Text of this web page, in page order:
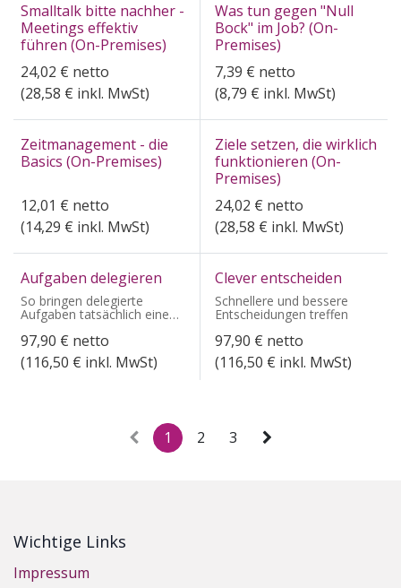
Smalltalk bitte nachher -
Meetings effektiv
führen (On-Premises)
24,02 € netto
(28,58 € inkl. MwSt)
Was tun gegen "Null
Bock" im Job? (On-
Premises)
7,39 € netto
(8,79 € inkl. MwSt)
Zeitmanagement - die
Basics (On-Premises)
12,01 € netto
(14,29 € inkl. MwSt)
Ziele setzen, die wirklich
funktionieren (On-
Premises)
24,02 € netto
(28,58 € inkl. MwSt)
Aufgaben delegieren
So bringen delegierte
Aufgaben tatsächlich eine
Entlastung
97,90 € netto
(116,50 € inkl. MwSt)
Clever entscheiden
Schnellere und bessere
Entscheidungen treffen
97,90 € netto
(116,50 € inkl. MwSt)
1 2 3
Wichtige Links
Impressum